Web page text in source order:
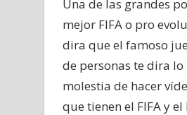
Una de las grandes
mejor FIFA o pro
dira que el famoso
de personas te dira lo
molestia de hacer
que tienen el FIFA y